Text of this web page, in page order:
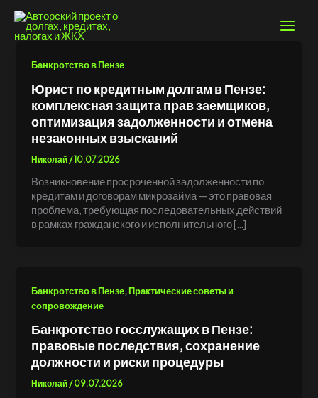
содержимому
Банкротство в Пензе
Юрист по кредитным долгам в Пензе:
комплексная защита прав заемщиков,
оптимизация задолженности и отмена
незаконных взысканий
Николай /10.07.2026
Возникновение просроченной задолженности по
кредитам и договорам микрозайма — это правовая
проблема, требующая последовательных действий
в рамках гражданского и исполнительного […]
Банкротство в Пензе,Практические советы и
сопровождение
Банкротство госслужащих в Пензе:
правовые последствия, сохранение
должности и риски процедуры
Николай/09.07.2026